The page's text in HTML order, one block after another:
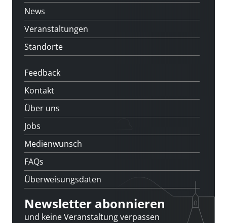
News
Veranstaltungen
Standorte
Feedback
Kontakt
Über uns
Jobs
Medienwunsch
FAQs
Überweisungsdaten
Newsletter abonnieren
und keine Veranstaltung verpassen